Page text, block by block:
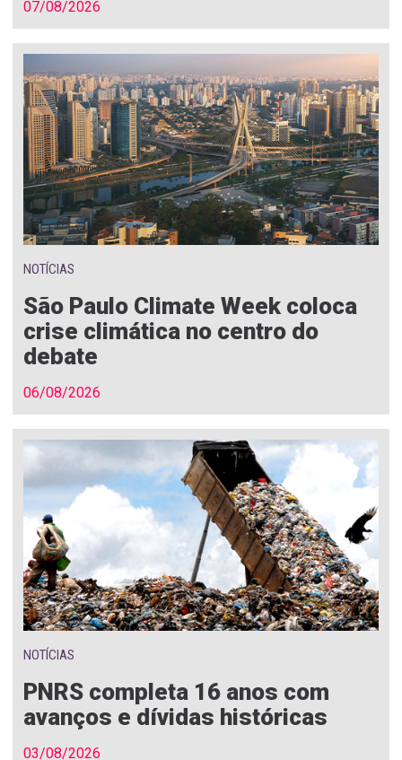
07/08/2026
NOTÍCIAS
São Paulo Climate Week coloca
crise climática no centro do
debate
06/08/2026
NOTÍCIAS
PNRS completa 16 anos com
avanços e dívidas históricas
03/08/2026